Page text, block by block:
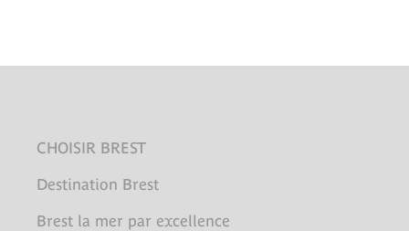
CHOISIR BREST
Destination Brest
Brest la mer par excellence